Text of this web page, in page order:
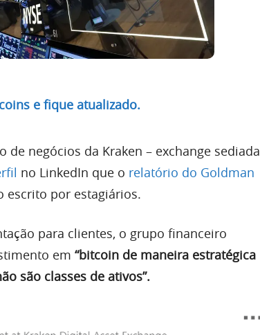
e fique atualizado.
de negócios da Kraken – exchange sediada
no LinkedIn que o relatório do Goldman
escrito por estagiários.
para clientes, o grupo financeiro
em “bitcoin de maneira estratégica
são classes de ativos”.